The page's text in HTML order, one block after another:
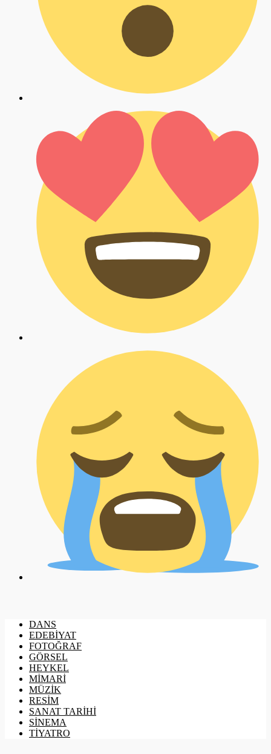
DANS
EDEBİYAT
FOTOĞRAF
GÖRSEL
HEYKEL
MİMARİ
MÜZİK
RESİM
SANAT TARİHİ
SİNEMA
TİYATRO